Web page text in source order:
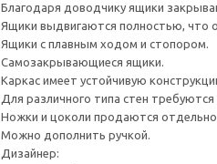
Благодаря доводчику ящики
Ящики выдвигаются полностью, что
Ящики с плавным ходом и стопором.
Самозакрывающиеся ящики.
Каркас имеет устойчивую
Для различного типа стен
Ножки и цоколи продаются
Можно дополнить ручкой.
Дизайнер: